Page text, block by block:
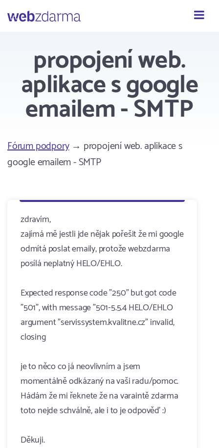
Webzdarma
propojení web.
aplikace s google
emailem - SMTP
Fórum podpory→ propojení web. aplikace s
google emailem - SMTP
zdravím,
zajímá mě jestli jde nějak pořešit že mi google
odmítá poslat emaily, protože webzdarma
posílá neplatný HELO/EHLO.
Expected response code "250" but got code
"501", with message "501-5.5.4 HELO/EHLO
argument "servi​ssyst​em.kvalitne.cz" invalid,
closing
je to něco co já neovlivním a jsem
momentálně odkázaný na vaši radu/pomoc.
Hádám že mi řeknete že na varaintě zdarma
toto nejde schválně, ale i to je odpověď :)
Děkuji.